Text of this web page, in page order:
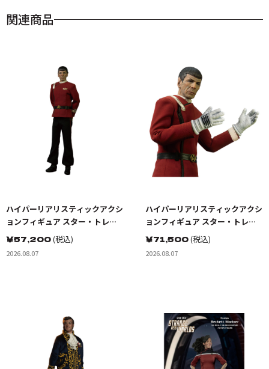
関連商品
ハイパーリアリスティックアクシ
ョンフィギュア スター・トレッ
ク2：カーンの逆襲 Mr.スポック
コバヤシマル・テスト
￥57,200(税込)
2026.08.07
ハイパーリアリスティックアクシ
ョンフィギュア スター・トレッ
ク2：カーンの逆襲 Mr.スポック
機関室の別れ
￥71,500(税込)
2026.08.07